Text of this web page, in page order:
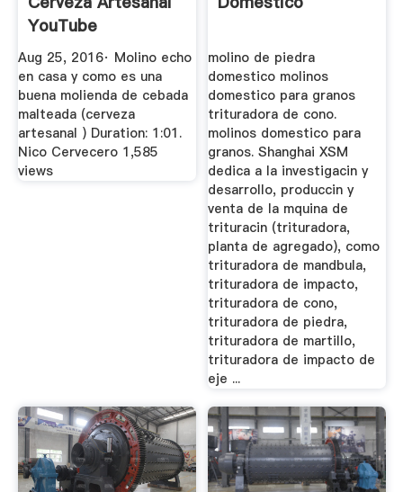
YouTube
Aug 25, 2016· Molino echo
en casa y como es una
buena molienda de cebada
malteada (cerveza
artesanal ) Duration: 1:01.
Nico Cervecero 1,585
views
molino de piedra
domestico molinos
domestico para granos
trituradora de cono.
molinos domestico para
granos. Shanghai XSM
dedica a la investigacin y
desarrollo, produccin y
venta de la mquina de
trituracin (trituradora,
planta de agregado), como
trituradora de mandbula,
trituradora de impacto,
trituradora de cono,
trituradora de piedra,
trituradora de martillo,
trituradora de impacto de
eje ...